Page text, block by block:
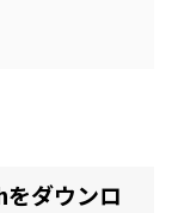
ダウンロ